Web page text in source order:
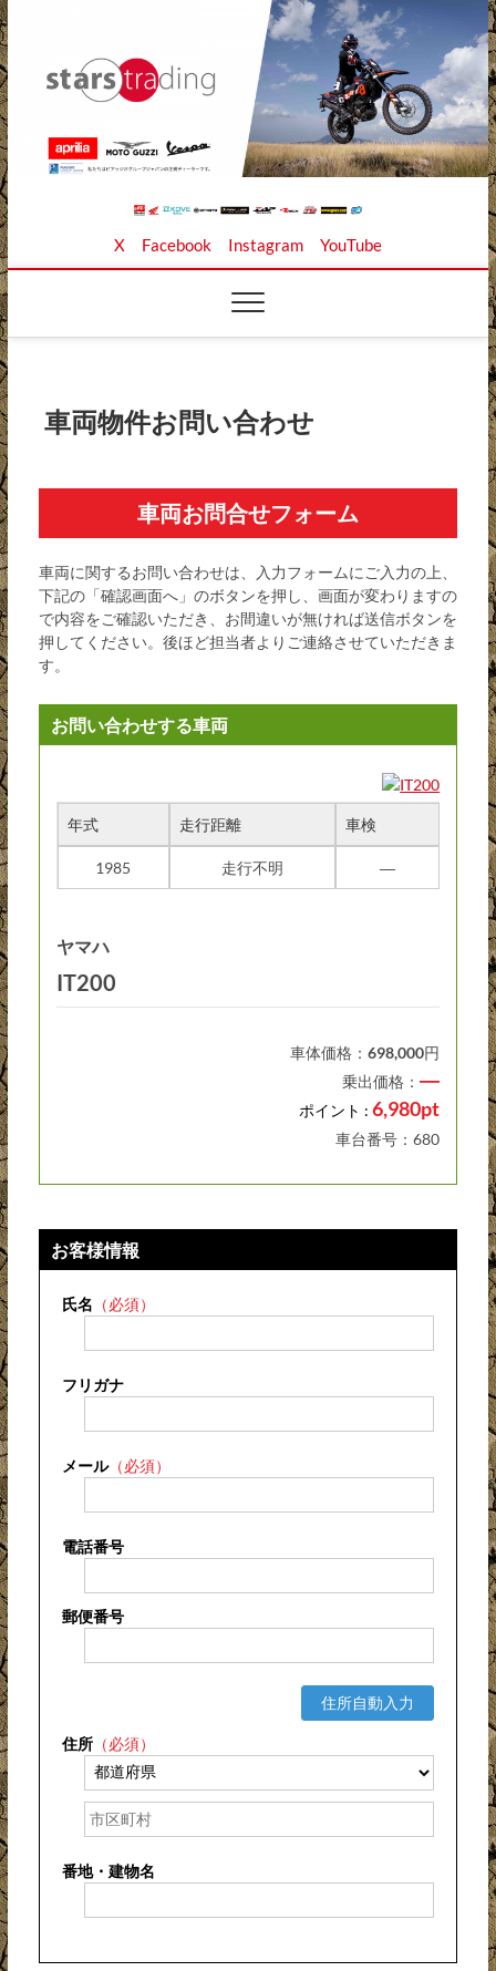
Skip
to
content
Stars Trading Ltd. |
株式会社スターズト
レーディング
APRILIA MOTO GUZZI正規ディーラー、REKLUSE、
X Facebook Instagram YouTube
車両物件お問い合わせ
車両お問合せフォーム
車両に関するお問い合わせは、入力フォームにご入力の上、
下記の「確認画面へ」のボタンを押し、画面が変わりますの
で内容をご確認いただき、お間違いが無ければ送信ボタンを
押してください。後ほど担当者よりご連絡させていただきま
す。
お客様情報
氏名 （必須）
フリガナ
メール（必須）
電話番号
郵便番号
住所自動入力
住所（必須）
番地・建物名
お問い合わせする車両
年式 走行距離 車検
1985 走行不明 ―
ヤマハ
IT200
車体価格：698,000円
乗出価格：―
ポイント :6,980pt
車台番号：680